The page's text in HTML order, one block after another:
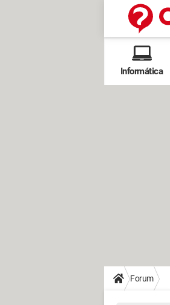
Informática
Forum